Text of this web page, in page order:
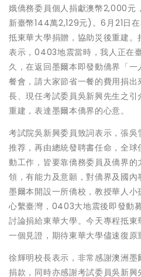
娥僑務委員個人捐獻澳幣2,000元
新臺幣144萬2,129元)。6月21日
抵東華大學捐贈，協助災後重建
表示，0403地震當時，我人正在
久，在返回墨爾本即發動僑界「
餐會，請大家節省一餐的費用捐
長、現任考試委員吳新興先生之
重建，表達墨爾本僑界的心意。
考試院吳新興委員致詞表示，張
推荐，再由總統發聘書任命，全
動工作，皆要靠僑務委員及僑界
領，有能力及意願，對僑界及國
墨爾本開設一所僑校，教授華人
心繫臺灣，0403大地震後即發動
討論捐給東華大學。今天專程抵
一個見證，期待東華大學儘速復原
徐輝明校長表示，非常感謝澳洲
捐款，同時亦感謝考試委員吳新